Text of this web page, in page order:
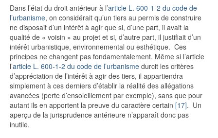
Dans l’état du droit antérieur à l’article L. 600-1-2 du code de
l’urbanisme, on considérait qu’un tiers au permis de construire
ne disposait d’un intérêt à agir que si, d’une part, il avait la
qualité de « voisin » au projet et si, d’autre part, il justifiait d’un
intérêt urbanistique, environnemental ou esthétique. Ces
principes ne changent pas fondamentalement. Même si l’article
l’article L. 600-1-2 du code de l’urbanisme durcit les critères
d’appréciation de l’intérêt à agir des tiers, il appartiendra
simplement à ces derniers d’établir la réalité des allégations
avancées (perte d’ensoleillement par exemple), sans que pour
autant ils en apportent la preuve du caractère certain [17]. Un
aperçu de la jurisprudence antérieure n’apparaît donc pas
inutile.